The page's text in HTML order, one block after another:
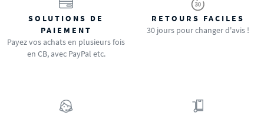
SOLUTIONS DE
PAIEMENT
Payez vos achats en plusieurs fois
en CB, avec PayPal etc.
RETOURS FACILES
30 jours pour changer d'avis !